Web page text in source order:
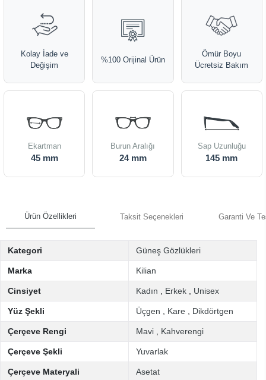
Kolay İade ve
Değişim
%100 Orijinal Ürün
Ömür Boyu
Ücretsiz Bakım
Ekartman
45 mm
Burun Aralığı
24 mm
Sap Uzunluğu
145 mm
Ürün Özellikleri Taksit Seçenekleri Garanti Ve
Kategori Güneş Gözlükleri
Marka Kilian
Cinsiyet Kadın Erkek Unisex
Yüz Şekli Üçgen Kare Dikdörtgen
Çerçeve Rengi Mavi Kahverengi
Çerçeve Şekli Yuvarlak
Çerçeve Materyali Asetat